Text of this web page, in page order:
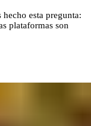
esta pregunta:
plataformas son